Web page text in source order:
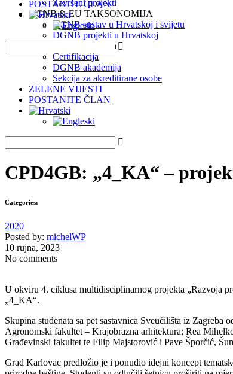
Završeni projekti
DGNB & EU TAKSONOMIJA
DGNB sustav u Hrvatskoj i svijetu
DGNB projekti u Hrvatskoj
EU Taksonomija
Certifikacija
DGNB akademija
Sekcija za akreditirane osobe
ZELENE VIJESTI
POSTANITE ČLAN
POSTANITE ČLAN
CPD4GB: „4_KA“ –
Categories:
2020
Posted by: michelWP
10 rujna, 2023
No comments
U okviru 4. ciklusa multidisciplinarnog projekta „Razvoja
„4_KA“.
Skupina studenata sa pet sastavnica Sveučilišta iz
Agronomski fakultet – Krajobrazna arhitektura; Rea
Građevinski fakultet te Filip Majstorović i Pave Šporčić,
Grad Karlovac predložio je i ponudio idejni koncept